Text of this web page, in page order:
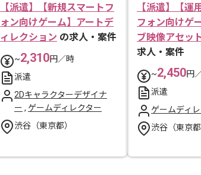
【派遣】【新規スマートフ
ォン向けゲーム】アートデ
ィレクション の求人・案件
~2,310円／時
派遣
2Dキャラクターデザイナ
ー , ゲームディレクター
渋谷（東京都）
【派遣】【運
フォン向けゲ
ブ映像アセッ
求人・案件
~2,450円
派遣
ゲームディ
渋谷（東京都